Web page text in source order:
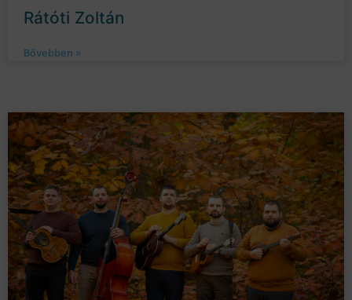
Rátóti Zoltán
Bővebben »